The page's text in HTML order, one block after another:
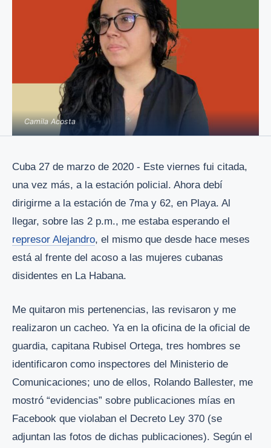
Camila Acosta
Cuba 27 de marzo de 2020 - Este viernes fui citada,
una vez más, a la estación policial. Ahora debí
dirigirme a la estación de 7ma y 62, en Playa. Al
llegar, sobre las 2 p.m., me estaba esperando el
represor Alejandro, el mismo que desde hace meses
está al frente del acoso a las mujeres cubanas
disidentes en La Habana.
Me quitaron mis pertenencias, las revisaron y me
realizaron un cacheo. Ya en la oficina de la oficial de
guardia, capitana Rubisel Ortega, tres hombres se
identificaron como inspectores del Ministerio de
Comunicaciones; uno de ellos, Rolando Ballester, me
mostró “evidencias” sobre publicaciones mías en
Facebook que violaban el Decreto Ley 370 (se
adjuntan las fotos de dichas publicaciones). Según el